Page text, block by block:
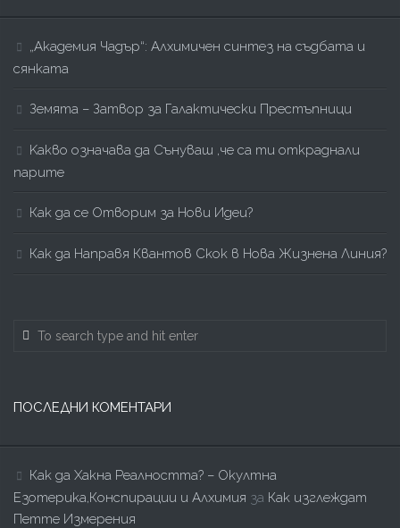
„Академия Чадър“: Алхимичен синтез на съдбата и
сянката
Земята – Затвор за Галактически Престъпници
Kакво означава да Сънуваш ,че са ти откраднали
парите
Как да се Отворим за Нови Идеи?
Как да Направя Квантов Скок в Нова Жизнена Линия?
ПОСЛЕДНИ КОМЕНТАРИ
Как да Хакна Реалността? – Окултна
Езотерика,Конспирации и Алхимия за Как изглеждат
Петте Измерения